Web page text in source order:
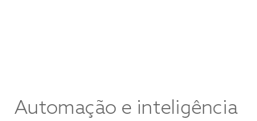
Automação e inteligência